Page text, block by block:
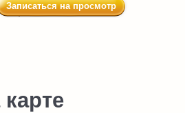
Записаться на просмотр